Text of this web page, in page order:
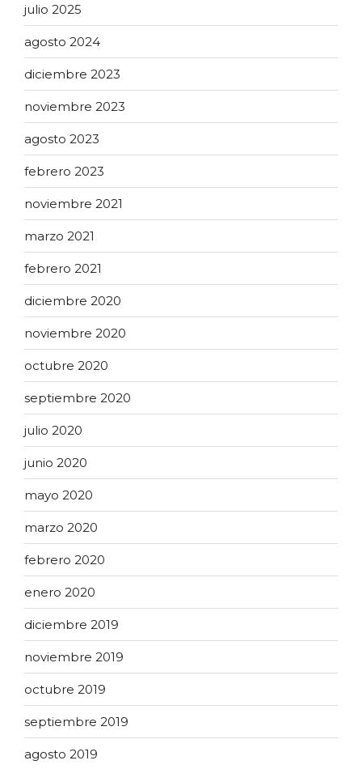
julio 2025
agosto 2024
diciembre 2023
noviembre 2023
agosto 2023
febrero 2023
noviembre 2021
marzo 2021
febrero 2021
diciembre 2020
noviembre 2020
octubre 2020
septiembre 2020
julio 2020
junio 2020
mayo 2020
marzo 2020
febrero 2020
enero 2020
diciembre 2019
noviembre 2019
octubre 2019
septiembre 2019
agosto 2019